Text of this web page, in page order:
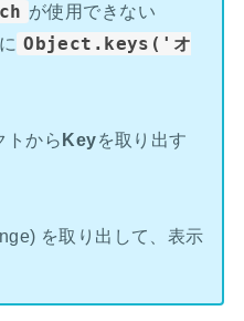
が使用できない
Object.keys('オ
トからKeyを取り出す
を取り出して、表示